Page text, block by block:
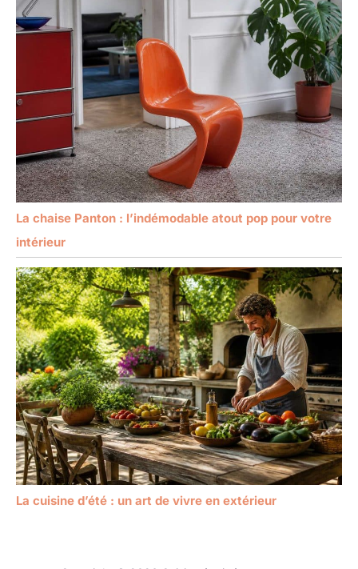
La chaise Panton : l’indémodable atout pop pour votre
intérieur
La cuisine d’été : un art de vivre en extérieur